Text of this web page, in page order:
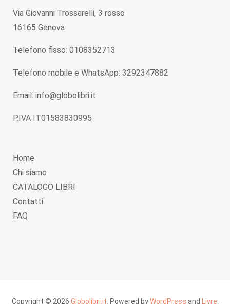
Via Giovanni Trossarelli, 3 rosso
16165 Genova
Telefono fisso: 0108352713
Telefono mobile e WhatsApp: 3292347882
Email: info@globolibri.it
P.IVA IT01583830995
Home
Chi siamo
CATALOGO LIBRI
Contatti
FAQ
Copyright © 2026 Globolibri.it . Powered byWordPress and Livre